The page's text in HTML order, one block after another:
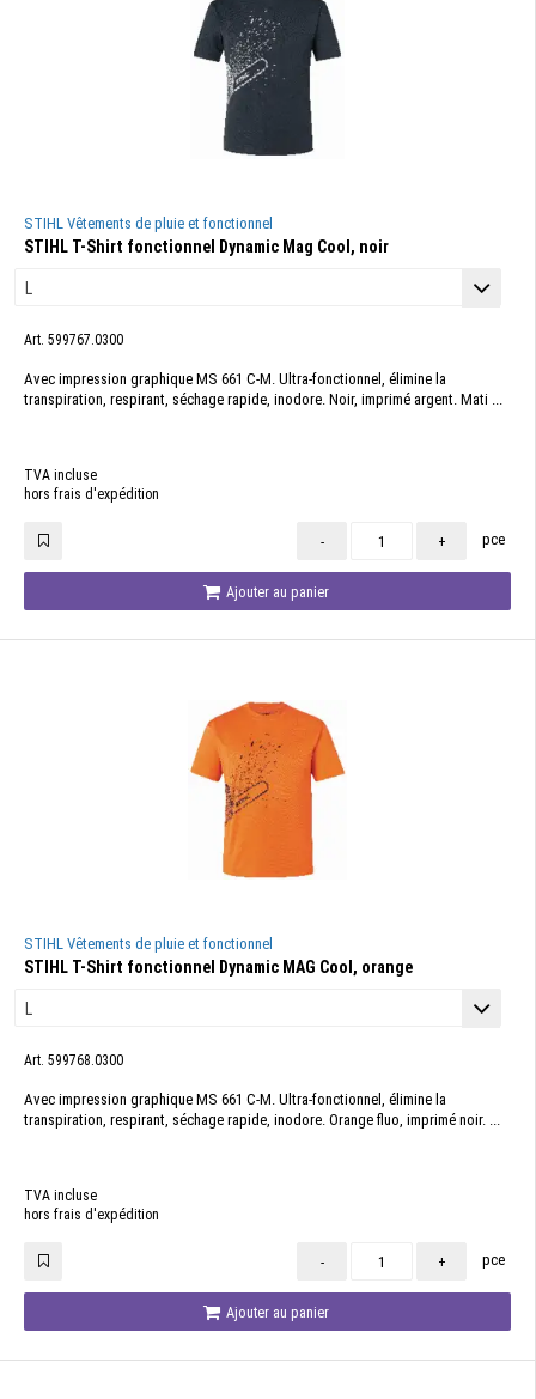
STIHL Vêtements de pluie et fonctionnel
STIHL T-Shirt fonctionnel Dynamic Mag Cool, noir
Art. 599767.0300
Avec impression graphique MS 661 C-M. Ultra-fonctionnel, élimine la
transpiration, respirant, séchage rapide, inodore. Noir, imprimé argent. Mati ...
TVA incluse
hors frais d'expédition
- + pce
Ajouter au panier
STIHL Vêtements de pluie et fonctionnel
STIHL T-Shirt fonctionnel Dynamic MAG Cool, orange
Art. 599768.0300
Avec impression graphique MS 661 C-M. Ultra-fonctionnel, élimine la
transpiration, respirant, séchage rapide, inodore. Orange fluo, imprimé noir. ...
TVA incluse
hors frais d'expédition
- + pce
Ajouter au panier